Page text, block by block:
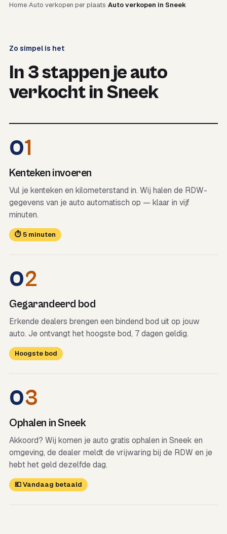
Home Auto verkopen per plaats Auto verkopen in Sneek
Zo simpel is het
In 3 stappen je auto
verkocht in Sneek
01
Kenteken invoeren
Vul je kenteken en kilometerstand in. Wij halen de RDW-
gegevens van je auto automatisch op — klaar in vijf
minuten.
⏱ 5 minuten
02
Gegarandeerd bod
Erkende dealers brengen een bindend bod uit op jouw
auto. Je ontvangt het hoogste bod, 7 dagen geldig.
Hoogste bod
03
Ophalen in Sneek
Akkoord? Wij komen je auto gratis ophalen in Sneek en
omgeving, de dealer meldt de vrijwaring bij de RDW en je
hebt het geld dezelfde dag.
💶 Vandaag betaald